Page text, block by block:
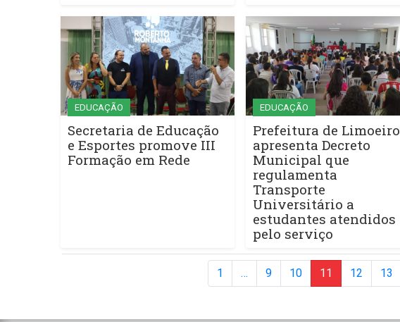
EDUCAÇÃO
Secretaria de Educação
e Esportes promove III
Formação em Rede
EDUCAÇÃO
Prefeitura de Limoeiro
apresenta Decreto
Municipal que
regulamenta
Transporte
Universitário a
estudantes atendidos
pelo serviço
1 … 9 10 11 12 13